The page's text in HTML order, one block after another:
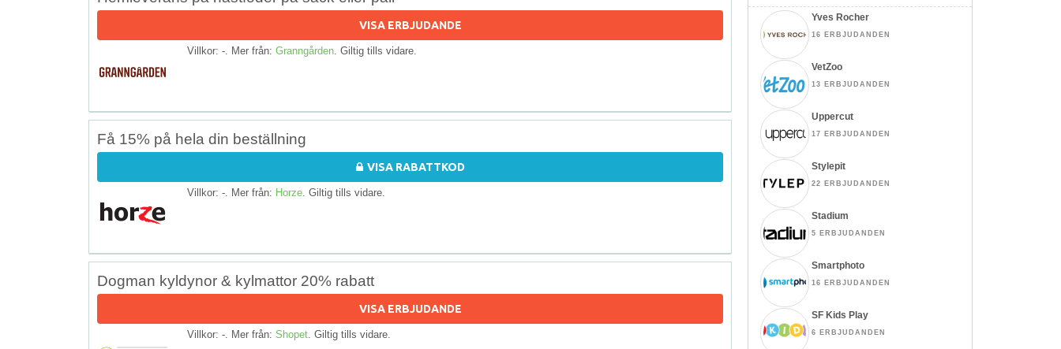
VISA ERBJUDANDE
Villkor: -. Mer från: Granngården . Giltig tills vidare.
Få 15% på hela din beställning
VISA RABATTKOD
Villkor: -. Mer från: Horze . Giltig tills vidare.
Dogman kyldynor & kylmattor 20% rabatt
VISA ERBJUDANDE
Villkor: -. Mer från: Shopet . Giltig tills vidare.
Yves Rocher
16 ERBJUDANDEN
VetZoo
13 ERBJUDANDEN
Uppercut
17 ERBJUDANDEN
Stylepit
22 ERBJUDANDEN
Stadium
5 ERBJUDANDEN
Smartphoto
16 ERBJUDANDEN
SF Kids Play
6 ERBJUDANDEN